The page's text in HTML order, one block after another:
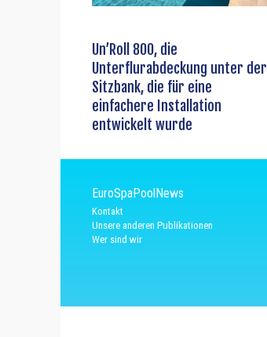
Un’Roll 800, die
Unterflurabdeckung unter der
Sitzbank, die für eine
einfachere Installation
entwickelt wurde
EuroSpaPoolNews
Kontakt
Unsere anderen Publikationen
Wer sind wir